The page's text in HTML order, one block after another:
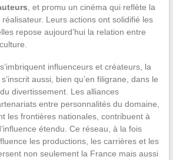
, et promu un cinéma qui reflète la
Leurs actions ont solidifié les
repose aujourd’hui la relation entre
influenceurs et créateurs, la
aussi, bien qu’en filigrane, dans le
divertissement. Les alliances
entre personnalités du domaine,
les frontières nationales, contribuent à
étendu. Ce réseau, à la fois
les productions, les carrières et les
non seulement la France mais aussi